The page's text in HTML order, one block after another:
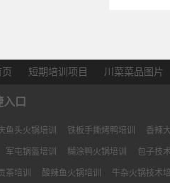
短期培训项目 川菜菜品图片
口
鱼头火锅培训 铁板手撕烤鸭培训 香辣
军屯锅盔培训 糊涂鸭火锅培训 包子技
茶培训 酸辣鱼火锅培训 牛杂火锅技术培